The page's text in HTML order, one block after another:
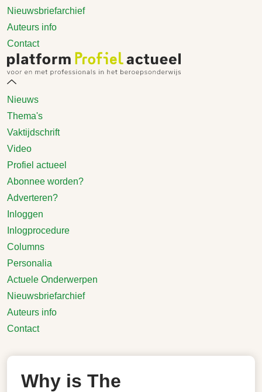
Nieuwsbriefarchief
Auteurs info
Contact
Nieuws
Thema's
Vaktijdschrift
Video
Profiel actueel
Abonnee worden?
Adverteren?
Inloggen
Inlogprocedure
Columns
Personalia
Actuele Onderwerpen
Nieuwsbriefarchief
Auteurs info
Contact
Why is The